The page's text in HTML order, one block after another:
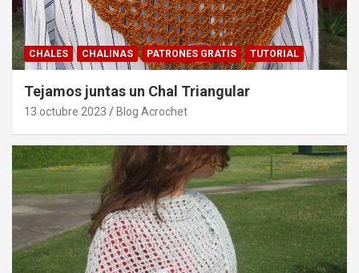
CHALES CHALINAS PATRONES GRATIS TUTORIAL
Tejamos juntas un Chal Triangular
13 octubre 2023 Blog Acrochet